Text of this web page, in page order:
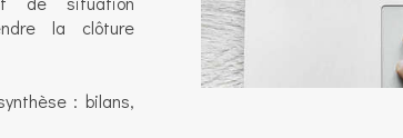
la clôture
: bilans,